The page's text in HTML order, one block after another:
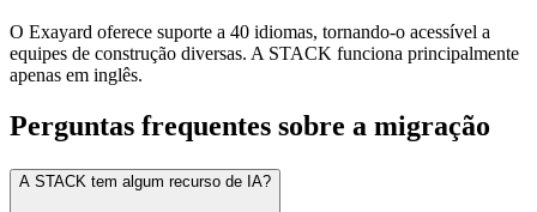
O Exayard oferece suporte a 40 idiomas, tornando-o acessível a
equipes de construção diversas. A STACK funciona principalmente
apenas em inglês.
Perguntas frequentes sobre a migração
A STACK tem algum recurso de IA?